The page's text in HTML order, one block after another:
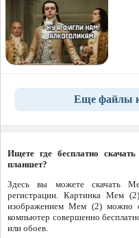
Еще файлы
Ищете где бесплатно
планшет?
Здесь вы можете скачать
регистрации. Картинка Мем
изображением Мем (2) можно
компьютер совершенно
или обоев.